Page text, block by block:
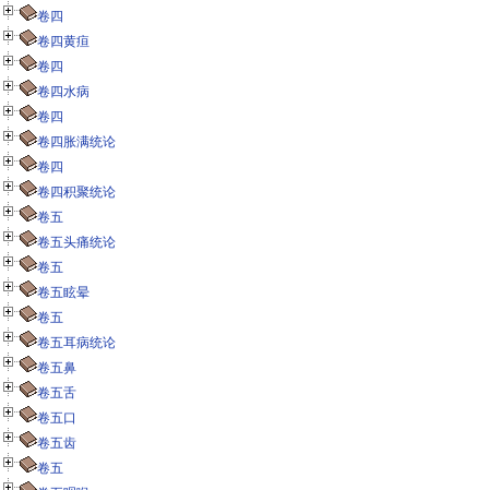
卷四
卷四黄疸
卷四
卷四水病
卷四
卷四胀满统论
卷四
卷四积聚统论
卷五
卷五头痛统论
卷五
卷五眩晕
卷五
卷五耳病统论
卷五鼻
卷五舌
卷五口
卷五齿
卷五